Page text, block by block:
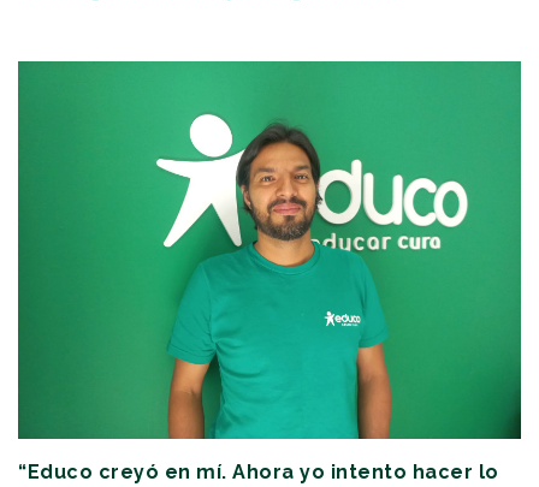
“Educo creyó en mí. Ahora yo intento hacer lo